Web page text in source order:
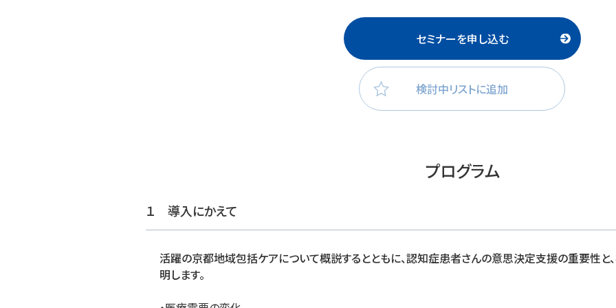
セミナーを申し込む
検討中リストに追加
プログラム
１ 導入にかえて
活躍の京都地域包括ケアについて概説するとともに、認知症患者さんの意思決定支援の重要性と
明します。